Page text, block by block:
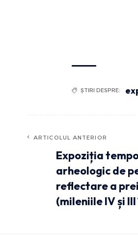
ȘTIRI DESPRE:
ARTICOLUL ANTERIOR
Expoziția
arheologic de
reflectare a
(mileniile IV și III